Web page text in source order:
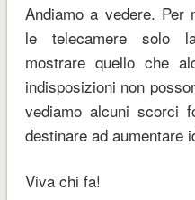
Andiamo a vedere. Per
le telecamere solo
mostrare quello che
indisposizioni non
vediamo alcuni scorci
destinare ad aumentare
Viva chi fa!